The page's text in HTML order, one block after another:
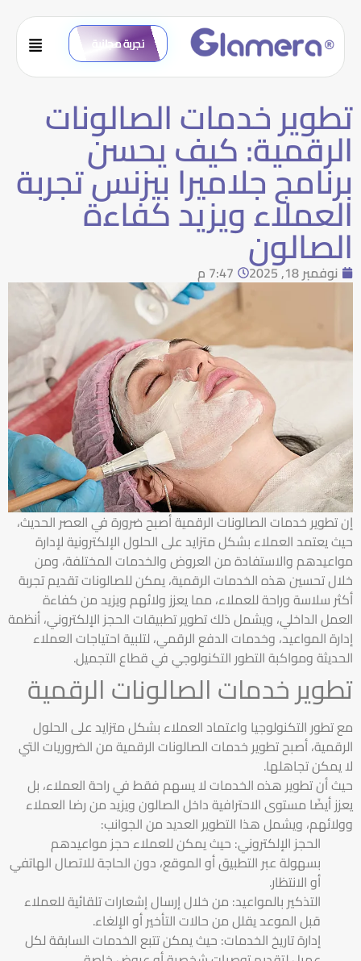
تجربة مجانية
تطوير خدمات الصالونات
الرقمية: كيف يحسن
برنامج جلاميرا بيزنس تجربة
العملاء ويزيد كفاءة
الصالون
نوفمبر 18, 2025 7:47 م
إن تطوير خدمات الصالونات الرقمية أصبح ضرورة في العصر الحديث،
حيث يعتمد العملاء بشكل متزايد على الحلول الإلكترونية لإدارة
مواعيدهم والاستفادة من العروض والخدمات المختلفة، ومن
خلال تحسين هذه الخدمات الرقمية، يمكن للصالونات تقديم تجربة
أكثر سلاسة وراحة للعملاء، مما يعزز ولائهم ويزيد من كفاءة
العمل الداخلي، ويشمل ذلك تطوير تطبيقات الحجز الإلكتروني، أنظمة
إدارة المواعيد، وخدمات الدفع الرقمي، لتلبية احتياجات العملاء
الحديثة ومواكبة التطور التكنولوجي في قطاع التجميل.
تطوير خدمات الصالونات الرقمية
مع تطور التكنولوجيا واعتماد العملاء بشكل متزايد على الحلول
الرقمية، أصبح تطوير خدمات الصالونات الرقمية من الضروريات التي
لا يمكن تجاهلها.
حيث أن تطوير هذه الخدمات لا يسهم فقط في راحة العملاء، بل
يعزز أيضًا مستوى الاحترافية داخل الصالون ويزيد من رضا العملاء
وولائهم، ويشمل هذا التطوير العديد من الجوانب:
الحجز الإلكتروني: حيث يمكن للعملاء حجز مواعيدهم
بسهولة عبر التطبيق أو الموقع، دون الحاجة للاتصال الهاتفي
أو الانتظار.
التذكير بالمواعيد: من خلال إرسال إشعارات تلقائية للعملاء
قبل الموعد يقلل من حالات التأخير أو الإلغاء.
إدارة تاريخ الخدمات: حيث يمكن تتبع الخدمات السابقة لكل